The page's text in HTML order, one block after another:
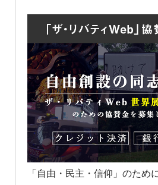
「自由・民主・信仰」のため